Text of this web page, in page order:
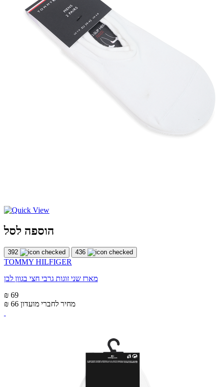
הוספה לסל
392 436
TOMMY HILFIGER
מארז שני זוגות גרבי חצי בגוון לבן
₪ 69
₪ 66 מחיר לחברי מועדון